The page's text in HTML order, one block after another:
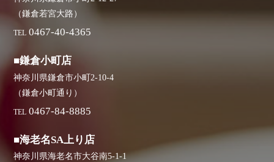
（鎌倉若宮大路）
TEL 0467-40-4365
■鎌倉小町店
神奈川県鎌倉市小町2-10-4
（鎌倉小町通り）
TEL 0467-84-8885
■海老名SA上り店
神奈川県海老名市大谷南5-1-1